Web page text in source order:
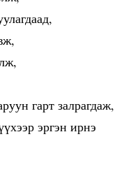
гарт залрагдаж,
эргэн ирнэ